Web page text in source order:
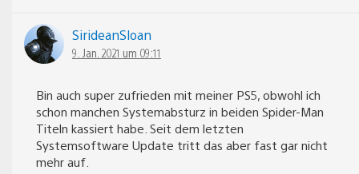
SirideanSloan
9. Jan. 2021 um 09:11
Bin auch super zufrieden mit meiner PS5, obwohl ich
schon manchen Systemabsturz in beiden Spider-Man
Titeln kassiert habe. Seit dem letzten
Systemsoftware Update tritt das aber fast gar nicht
mehr auf.